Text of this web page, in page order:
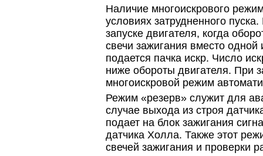
Наличие многоискрового
условиях затрудненного
запуске двигателя, когда
свечи зажигания вместо одной
подается пачка искр. Число
ниже обороты двигателя. При
многоискровой режим
Режим «резерв» служит для
случае выхода из строя
подает на блок зажигания
датчика Холла. Также этот
свечей зажигания и проверки